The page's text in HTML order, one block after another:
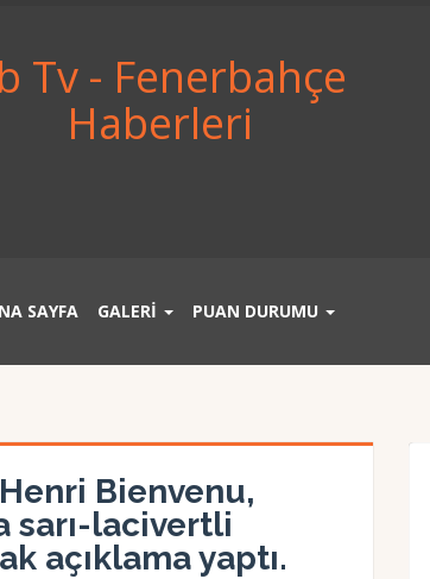
Tv - Fenerbahçe
Haberleri
SAYFA GALERİ PUAN DURUMU
Bienvenu,
sarı-lacivertli
açıklama yaptı.